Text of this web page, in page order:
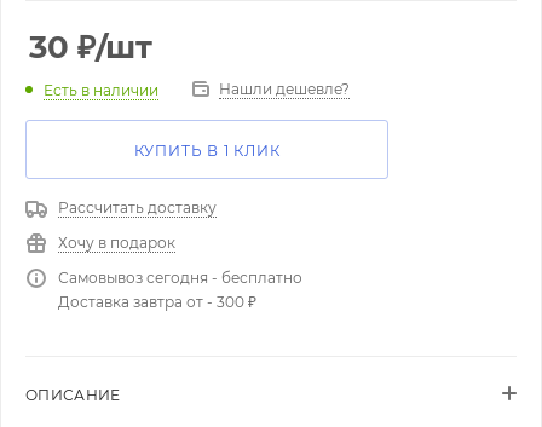
30 ₽/шт
Есть в наличии Нашли дешевле?
КУПИТЬ В 1 КЛИК
Рассчитать доставку
Хочу в подарок
Самовывоз сегодня - бесплатно
Доставка завтра от - 300 ₽
ОПИСАНИЕ